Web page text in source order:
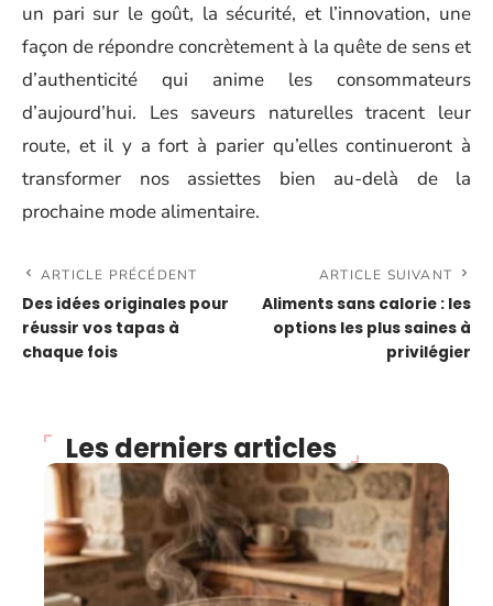
un pari sur le goût, la sécurité, et l’innovation, une
façon de répondre concrètement à la quête de sens et
d’authenticité qui anime les consommateurs
d’aujourd’hui. Les saveurs naturelles tracent leur
route, et il y a fort à parier qu’elles continueront à
transformer nos assiettes bien au-delà de la
prochaine mode alimentaire.
ARTICLE PRÉCÉDENT
Des idées originales pour
réussir vos tapas à
chaque fois
ARTICLE SUIVANT
Aliments sans calorie : les
options les plus saines à
privilégier
Les derniers articles